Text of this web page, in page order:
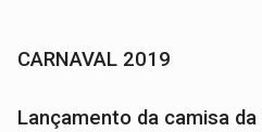
CARNAVAL 2019
Lançamento da camisa da